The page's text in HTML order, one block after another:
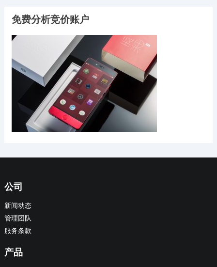
免费分析竞价账户
公司
新闻动态
管理团队
服务条款
产品